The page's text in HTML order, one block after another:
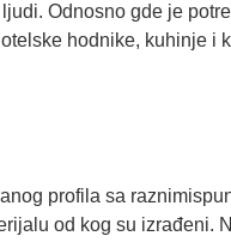
Odnosno gde je
hodnike, kuhinje i
profila sa
od kog su izrađeni.